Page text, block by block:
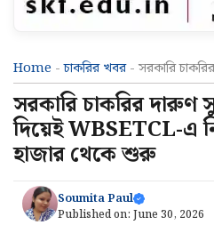
Home -চাকরির খবর- সরকারি
সরকারি চাকরির দারুণ
দিয়েই WBSETCL-এ
হাজার থেকে শুরু
Soumita Paul
Published on: June 30, 2026